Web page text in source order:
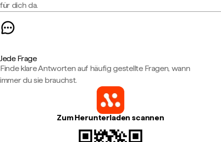
für dich da.
Jede Frage
Finde klare Antworten auf häufig gestellte Fragen, wann
immer du sie brauchst.
Zum Herunterladen scannen